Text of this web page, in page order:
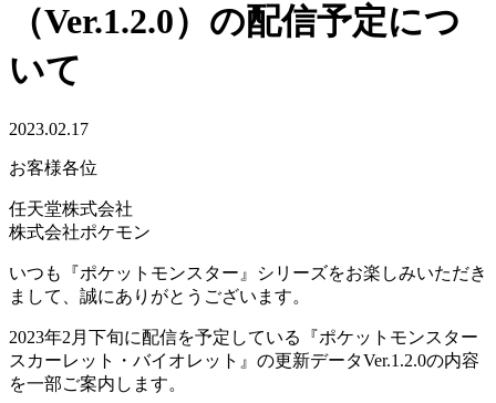
（Ver.1.2.0）の配信予定につ
いて
2023.02.17
お客様各位
任天堂株式会社
株式会社ポケモン
いつも『ポケットモンスター』シリーズをお楽しみいただき
まして、誠にありがとうございます。
2023年2月下旬に配信を予定している『ポケットモンスター
スカーレット・バイオレット』の更新データVer.1.2.0の内容
を一部ご案内します。